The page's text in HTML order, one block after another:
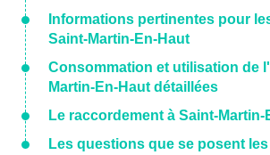
Informations pertinentes pour
Saint-Martin-En-Haut
Consommation et utilisation de
Martin-En-Haut détaillées
Le raccordement à Saint-Martin-
Les questions que se posent